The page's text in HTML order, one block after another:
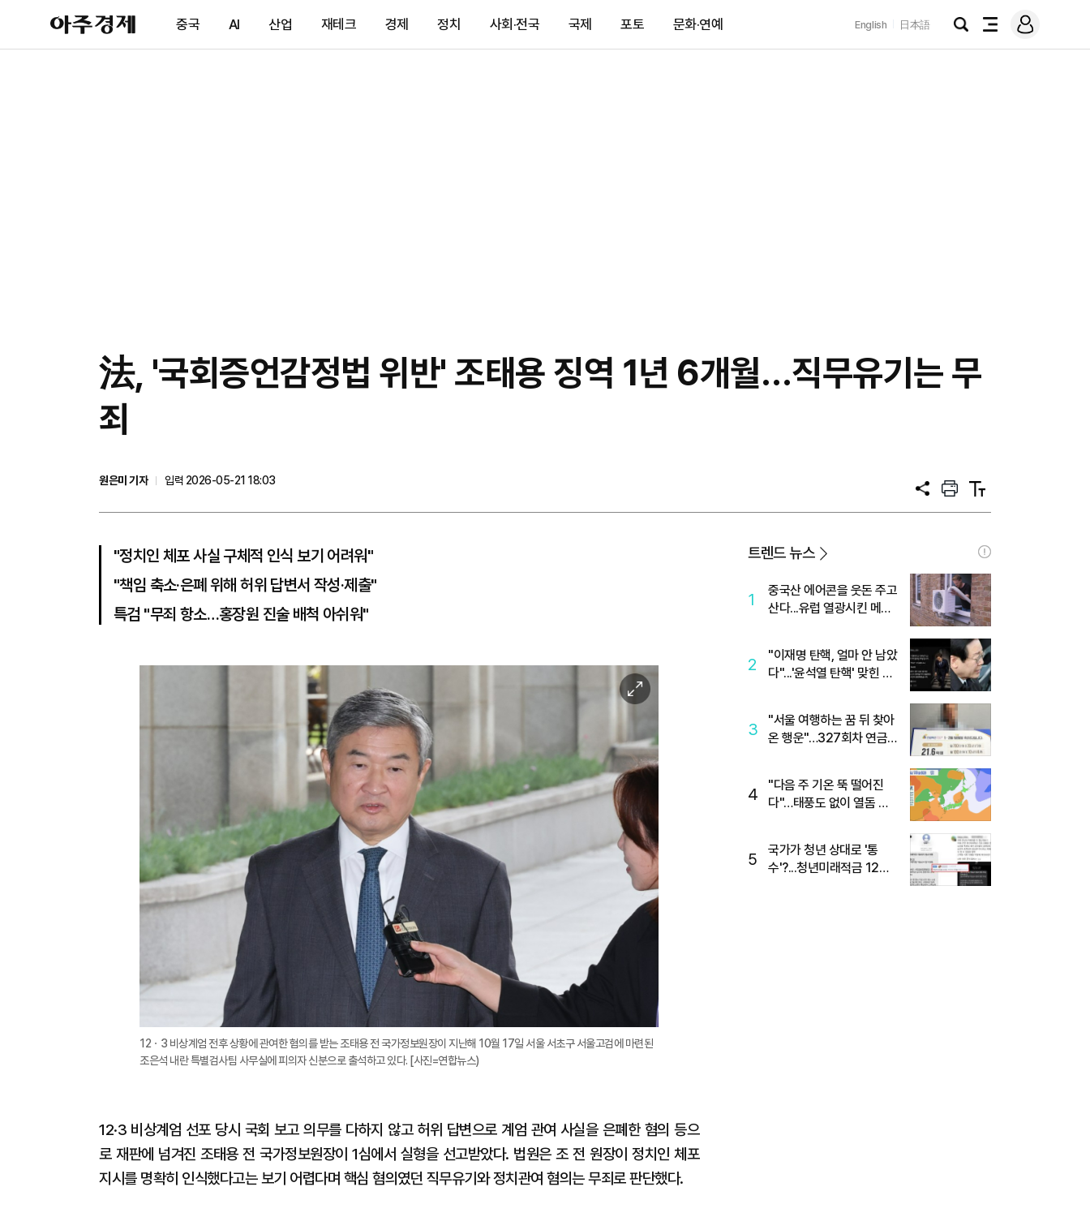
아
주
제
중국 AI 산업 재테크 경제 정치 사회·전국 국제 포토 문화·연예 English 日本語
검
전
메
그
法, '국회증언감정법 위반' 조태용 징역 1년 6개월…직무유기는 무
죄
원은미 기자
입력 2026-05-21 18:03
공
프
트
텍
트
"정치인 체포 사실 구체적 인식 보기 어려워"
"책임 축소·은폐 위해 허위 답변서 작성·제출"
특검 "무죄 항소…홍장원 진술 배척 아쉬워"
이
미
확
대
12ㆍ3 비상계엄 전후 상황에 관여한 혐의를 받는 조태용 전 국가정보원장이 지난해 10월 17일 서울 서초구 서울고검에 마련된
조은석 내란 특별검사팀 사무실에 피의자 신분으로 출석하고 있다. [사진=연합뉴스)
12·3 비상계엄 선포 당시 국회 보고 의무를 다하지 않고 허위 답변으로 계엄 관여 사실을 은폐한 혐의 등으
로 재판에 넘겨진 조태용 전 국가정보원장이 1심에서 실형을 선고받았다. 법원은 조 전 원장이 정치인 체포
지시를 명확히 인식했다고는 보기 어렵다며 핵심 혐의였던 직무유기와 정치관여 혐의는 무죄로 판단했다.
트렌드 뉴스
1
중국산 에어콘을 웃돈 주고
산다...유럽 열광시킨 메이
2
"이재명 탄핵, 얼마 안 남았
다"...'윤석열 탄핵' 맞힌 무
3
"서울 여행하는 꿈 뒤 찾아
온 행운"…327회차 연금
4
"다음 주 기온 뚝 떨어진
다"…태풍도 없이 열돔 박
5
국가가 청년 상대로 '통
수'?...청년미래적금 12%